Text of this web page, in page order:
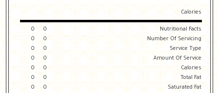
Calories
Nutritional Facts
0
0
Number Of Servicing
0
0
Service Type
0
0
Amount Of Service
0
0
Calories
0
0
Total Fat
0
0
Saturated Fat
0
0